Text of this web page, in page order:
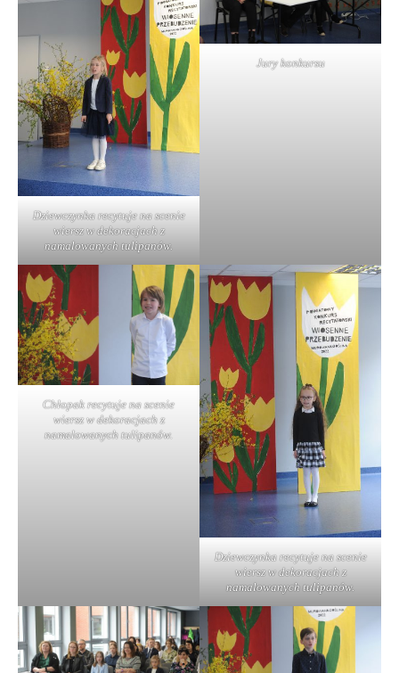
Dziewczynka recytuje na scenie
wiersz w dekoracjach z
namalowanych tulipanów.
Jury konkursu
Chłopak recytuje na scenie
wiersz w dekoracjach z
namalowanych tulipanów.
Dziewczynka recytuje na scenie
wiersz w dekoracjach z
namalowanych tulipanów.